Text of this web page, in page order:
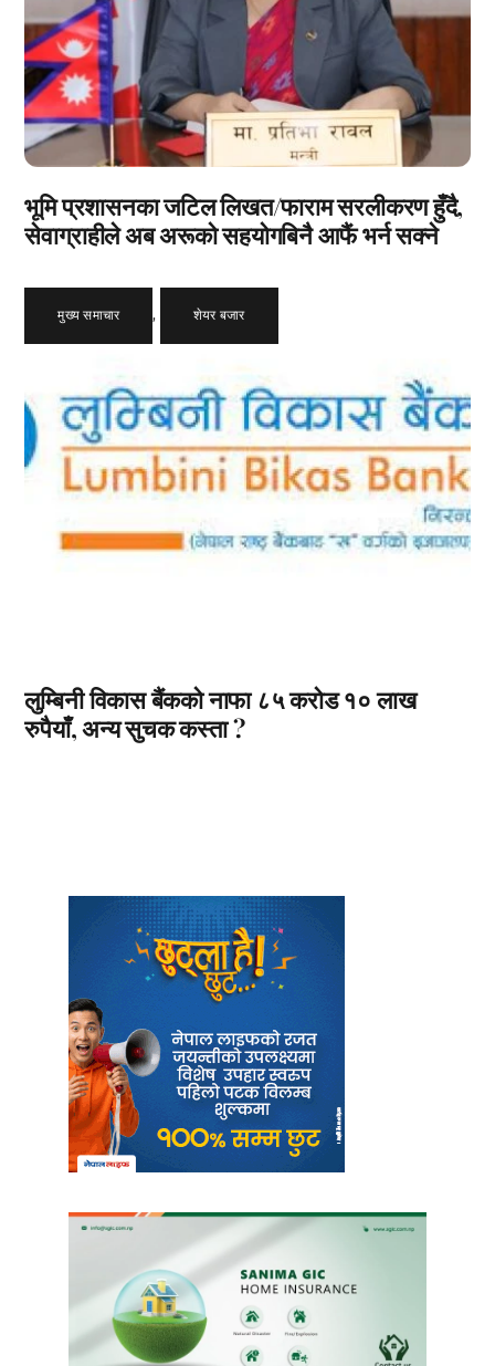
भूमि प्रशासनका जटिल लिखत/फाराम सरलीकरण हुँदै,
सेवाग्राहीले अब अरूको सहयोगबिनै आफैं भर्न सक्ने
मुख्य समाचार , शेयर बजार
लुम्बिनी विकास बैंकको नाफा ८५ करोड १० लाख
रुपैयाँ, अन्य सुचक कस्ता ?